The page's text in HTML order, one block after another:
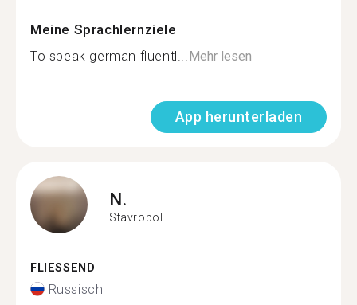
Meine Sprachlernziele
To speak german fluentl...Mehr lesen
App herunterladen
N.
Stavropol
FLIESSEND
Russisch